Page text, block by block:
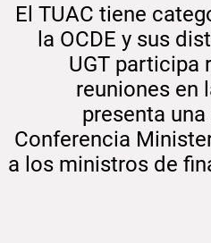
El TUAC tiene
la OCDE y sus
UGT participa
reuniones en
presenta
Conferencia
a los ministros de